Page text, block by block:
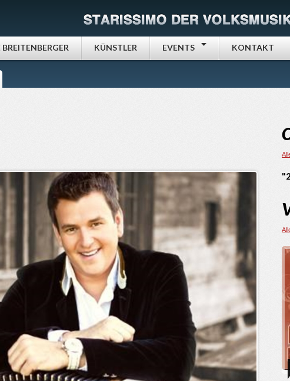
KÜNSTLER EVENTS KONTAKT